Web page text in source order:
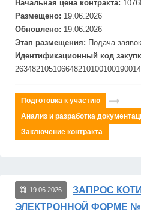
Начальная цена контракта:
Размещено: 19.06.2026
Обновлено: 19.06.2026
Этап размещения: Подача заявок
Идентификационный код
Подготовка к участию
Анализ и разработка
Заключение контракта
19.06.2026
ЗАПРОС
ЭЛЕКТРОННОЙ ФОРМЕ